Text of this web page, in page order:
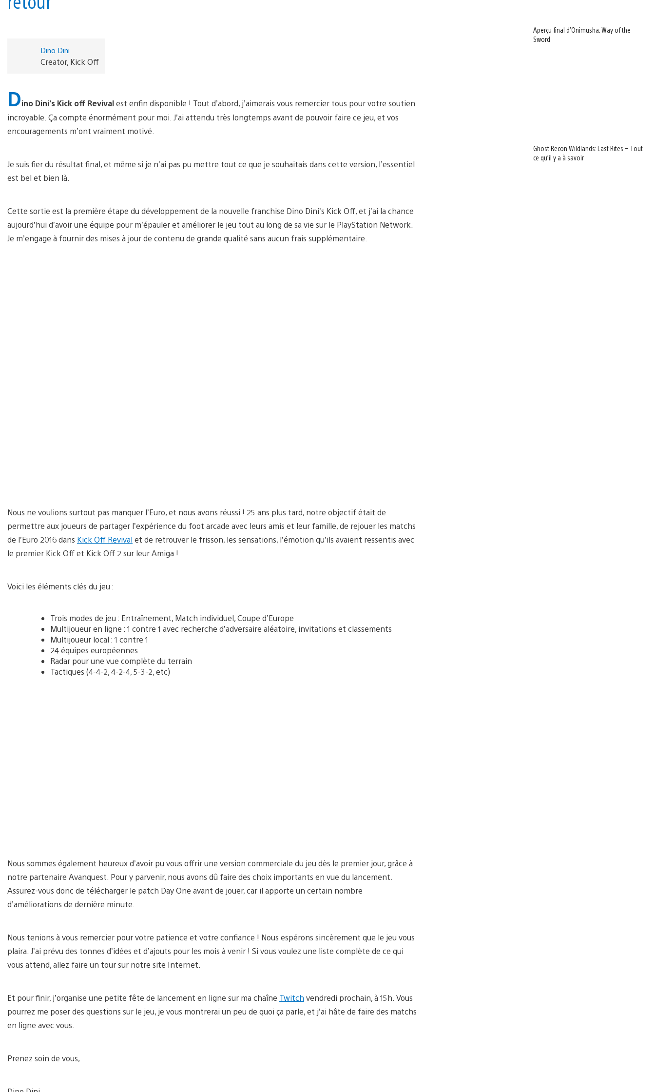
Dino Dini
Creator, Kick Off
Dino Dini’s Kick off Revivalest enfin disponible ! Tout d’abord, j’aimerais vous remercier tous pour votre soutien
incroyable. Ça compte énormément pour moi. J’ai attendu très longtemps avant de pouvoir faire ce jeu, et vos
encouragements m’ont vraiment motivé.
Je suis fier du résultat final, et même si je n’ai pas pu mettre tout ce que je souhaitais dans cette version, l’essentiel
est bel et bien là.
Cette sortie est la première étape du développement de la nouvelle franchise Dino Dini’s Kick Off, et j’ai la chance
aujourd’hui d’avoir une équipe pour m’épauler et améliorer le jeu tout au long de sa vie sur le PlayStation Network.
Je m’engage à fournir des mises à jour de contenu de grande qualité sans aucun frais supplémentaire.
Nous ne voulions surtout pas manquer l’Euro, et nous avons réussi ! 25 ans plus tard, notre objectif était de
permettre aux joueurs de partager l’expérience du foot arcade avec leurs amis et leur famille, de rejouer les matchs
de l’Euro 2016 dans Kick Off Revivalet de retrouver le frisson, les sensations, l’émotion qu’ils avaient ressentis avec
le premier Kick Off et Kick Off 2 sur leur Amiga !
Voici les éléments clés du jeu :
Trois modes de jeu : Entraînement, Match individuel, Coupe d’Europe
Multijoueur en ligne : 1 contre 1 avec recherche d’adversaire aléatoire, invitations et classements
Multijoueur local : 1 contre 1
24 équipes européennes
Radar pour une vue complète du terrain
Tactiques (4-4-2, 4-2-4, 5-3-2, etc)
Nous sommes également heureux d’avoir pu vous offrir une version commerciale du jeu dès le premier jour, grâce à
notre partenaire Avanquest. Pour y parvenir, nous avons dû faire des choix importants en vue du lancement.
Assurez-vous donc de télécharger le patch Day One avant de jouer, car il apporte un certain nombre
d’améliorations de dernière minute.
Nous tenions à vous remercier pour votre patience et votre confiance ! Nous espérons sincèrement que le jeu vous
plaira. J’ai prévu des tonnes d’idées et d’ajouts pour les mois à venir ! Si vous voulez une liste complète de ce qui
vous attend, allez faire un tour sur notre site Internet.
Et pour finir, j’organise une petite fête de lancement en ligne sur ma chaîne Twitch vendredi prochain, à 15h. Vous
pourrez me poser des questions sur le jeu, je vous montrerai un peu de quoi ça parle, et j’ai hâte de faire des matchs
en ligne avec vous.
Prenez soin de vous,
Aperçu final d’Onimusha: Way of the
Sword
Ghost Recon Wildlands: Last Rites – Tout
ce qu’il y a à savoir